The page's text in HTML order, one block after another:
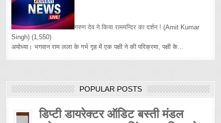
गरुण देव ने किया राममन्दिर का दर्शन ! (Amit Kumar
Singh) (1,550)
अयोध्या। भगवान राम लला के गर्भ गृह में एक पक्षी ने की परिक्रमा, पक्षी के...
POPULAR POSTS
डिप्टी डायरेक्टर ऑडिट बस्ती मंडल